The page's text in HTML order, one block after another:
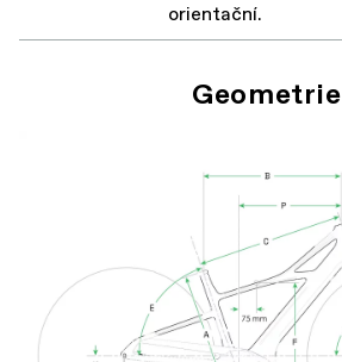
orientační.
Geometrie